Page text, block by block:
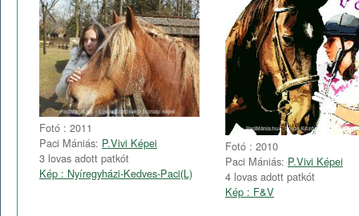
Fotó : 2011
Paci Mániás: P.Vivi Képei
3 lovas adott patkót
Kép : Nyíregyházi-Kedves-Paci(L)
Fotó : 2010
Paci Mániás: P.Vivi Képei
4 lovas adott patkót
Kép : F&V